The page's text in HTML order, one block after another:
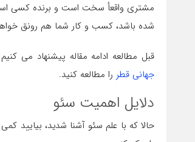
مشتری واقعأ سخت است و برنده کسی
شده باشد، کسب و کار شما هم رونق
قبل مطالعه ادامه مقاله پیشنهاد می
جهانی قطر را مطالعه کنید.
دلایل اهمیت سئو
حالا که با علم سئو آشنا شدید، بیایید